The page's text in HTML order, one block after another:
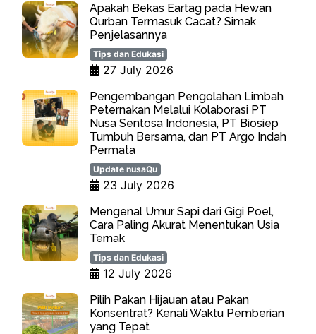
Apakah Bekas Eartag pada Hewan
Qurban Termasuk Cacat? Simak
Penjelasannya
Tips dan Edukasi
27 July 2026
Pengembangan Pengolahan Limbah
Peternakan Melalui Kolaborasi PT
Nusa Sentosa Indonesia, PT Biosiep
Tumbuh Bersama, dan PT Argo Indah
Permata
Update nusaQu
23 July 2026
Mengenal Umur Sapi dari Gigi Poel,
Cara Paling Akurat Menentukan Usia
Ternak
Tips dan Edukasi
12 July 2026
Pilih Pakan Hijauan atau Pakan
Konsentrat? Kenali Waktu Pemberian
yang Tepat